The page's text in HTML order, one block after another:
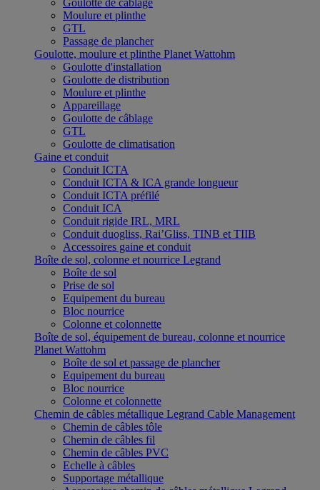
Goulotte de câblage
Moulure et plinthe
GTL
Passage de plancher
Goulotte, moulure et plinthe Planet Wattohm
Goulotte d'installation
Goulotte de distribution
Moulure et plinthe
Appareillage
Goulotte de câblage
GTL
Goulotte de climatisation
Gaine et conduit
Conduit ICTA
Conduit ICTA & ICA grande longueur
Conduit ICTA préfilé
Conduit ICA
Conduit rigide IRL, MRL
Conduit duogliss, Rai’Gliss, TINB et TIIB
Accessoires gaine et conduit
Boîte de sol, colonne et nourrice Legrand
Boîte de sol
Prise de sol
Equipement du bureau
Bloc nourrice
Colonne et colonnette
Boîte de sol, équipement de bureau, colonne et nourrice
Planet Wattohm
Boîte de sol et passage de plancher
Equipement du bureau
Bloc nourrice
Colonne et colonnette
Chemin de câbles métallique Legrand Cable Management
Chemin de câbles tôle
Chemin de câbles fil
Chemin de câbles PVC
Echelle à câbles
Supportage métallique